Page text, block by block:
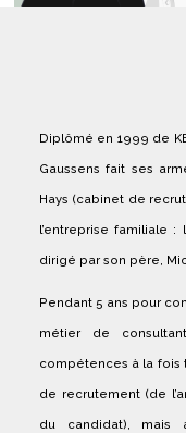
Diplômé en 1999 de
Gaussens fait ses
Hays (cabinet de
l’entreprise familiale
dirigé par son père,
Pendant 5 ans pour
métier de
compétences à la fois
de recrutement (de
du candidat), mais